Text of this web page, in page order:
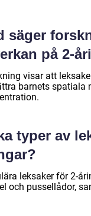
säger
på 2-
visar att
barnets spatiala
typer av
leksaker för 2-
och pussellådor,